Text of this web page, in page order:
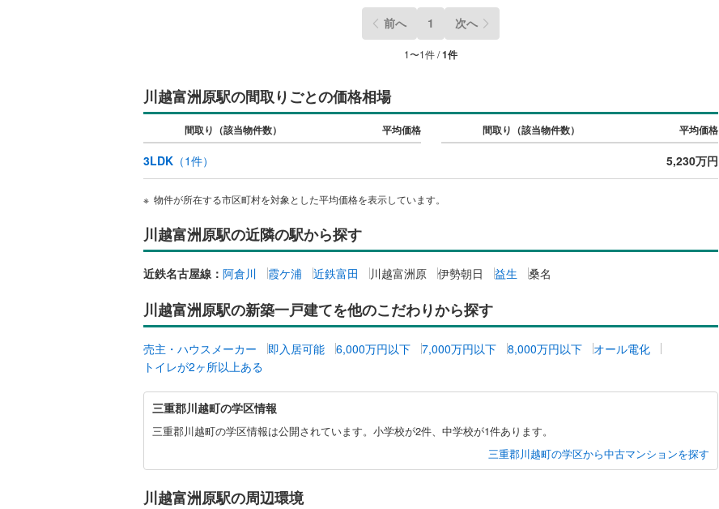
前へ 1 次へ
1〜1件 /1件
川越富洲原駅の間取りごとの価格相場
間取り（該当物件数） 平均価格 間取り（該当物件数） 平均価格
3LDK （1件） 5,230万円
物件が所在する市区町村を対象とした平均価格を表示しています。
川越富洲原駅の近隣の駅から探す
近鉄名古屋線： 阿倉川 霞ケ浦 近鉄富田 川越富洲原 伊勢朝日 益生 桑名
川越富洲原駅の新築一戸建てを他のこだわりから探す
売主・ハウスメーカー 即入居可能 6,000万円以下 7,000万円以下 8,000万円以下
オール電化
トイレが2ヶ所以上ある
重
郡
に
三重郡川越町の学区情報
三重郡川越町の学区情報は公開されています。小学校が2件、中学校が1件あります。
三重郡川越町の学区から中古マンションを探す
川越富洲原駅の周辺環境
販売、価格、契約、入居関連など
オンライン対応
オンライン内見(相談)可（0） IT重説可（0）